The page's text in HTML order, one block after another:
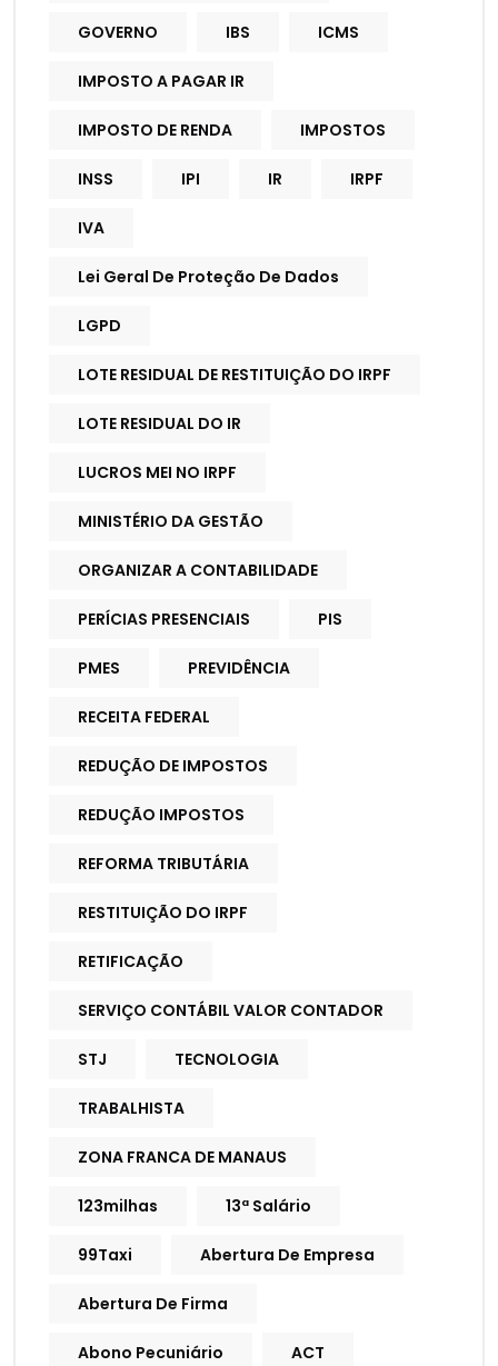
GOVERNO IBS ICMS
IMPOSTO A PAGAR IR
IMPOSTO DE RENDA IMPOSTOS
INSS IPI IR IRPF
IVA
Lei Geral De Proteção De Dados
LGPD
LOTE RESIDUAL DE RESTITUIÇÃO DO IRPF
LOTE RESIDUAL DO IR
LUCROS MEI NO IRPF
MINISTÉRIO DA GESTÃO
ORGANIZAR A CONTABILIDADE
PERÍCIAS PRESENCIAIS PIS
PMES PREVIDÊNCIA
RECEITA FEDERAL
REDUÇÃO DE IMPOSTOS
REDUÇÃO IMPOSTOS
REFORMA TRIBUTÁRIA
RESTITUIÇÃO DO IRPF
RETIFICAÇÃO
SERVIÇO CONTÁBIL VALOR CONTADOR
STJ TECNOLOGIA
TRABALHISTA
ZONA FRANCA DE MANAUS
123milhas 13ª Salário
99Taxi Abertura De Empresa
Abertura De Firma
Abono Pecuniário ACT